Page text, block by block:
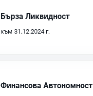
Бърза Ликвидност
към 31.12.2024 г.
Финансова Автономност